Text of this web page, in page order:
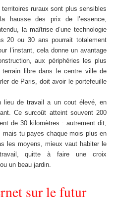
ruraux sont plus sensibles
hausse des prix de l’essence,
la maîtrise d’une technologie
20 ou 30 ans pourrait totalement
l’instant, cela donne un avantage
aux périphéries les plus
libre dans le centre ville de
de Paris, doit avoir le portefeuille
lieu de travail a un cout élevé, en
Ce surcoût atteint souvent 200
de 30 kilomètres : autrement dit,
tu payes chaque mois plus en
les moyens, mieux vaut habiter le
quitte à faire une croix
un beau jardin.
sur le futur